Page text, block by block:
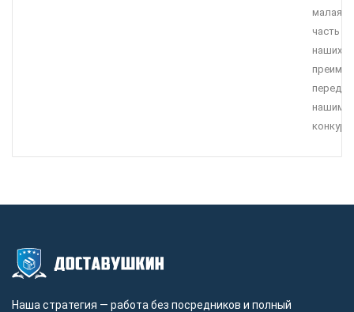
малая
часть
наших
перед
нашими
Наша стратегия — работа без посредников и полный